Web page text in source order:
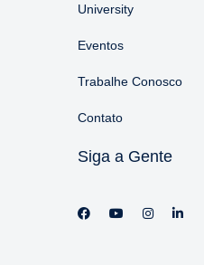
University
Eventos
Trabalhe Conosco
Contato
Siga a Gente